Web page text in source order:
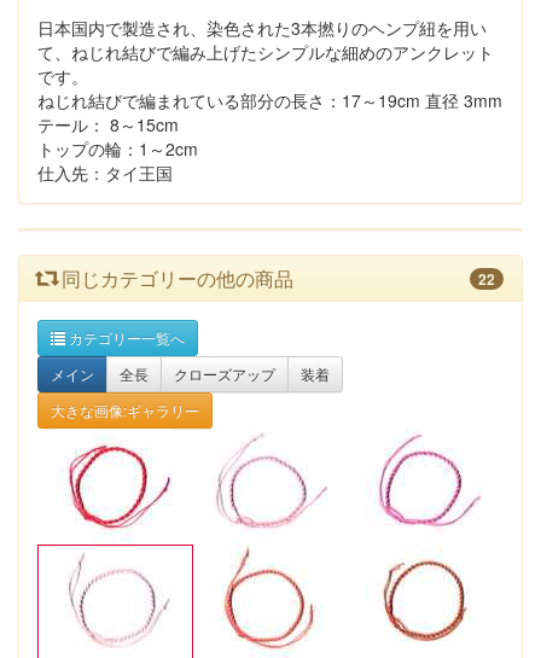
日本国内で製造され、染色された3本撚りのヘンプ紐を用い
て、ねじれ結びで編み上げたシンプルな細めのアンクレット
です。
ねじれ結びで編まれている部分の長さ：17～19cm 直径 3mm
テール： 8～15cm
トップの輪：1～2cm
仕入先：タイ王国
同じカテゴリーの他の商品 22
カテゴリー一覧へ
メイン
全長 クローズアップ
装着
大きな画像:ギャラリー